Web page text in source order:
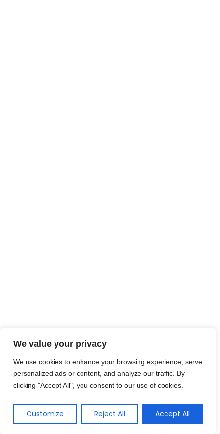
We value your privacy
We use cookies to enhance your browsing experience, serve
personalized ads or content, and analyze our traffic. By
clicking "Accept All", you consent to our use of cookies.
Customize Reject All Accept All